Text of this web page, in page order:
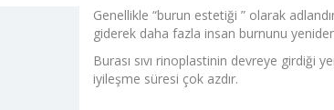
Genellikle “burun estetiği ” olarak
giderek daha fazla insan burnunu
Burası sıvı rinoplastinin devreye girdiği
iyileşme süresi çok azdır.